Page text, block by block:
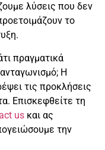
λύσεις που δεν
το
πραγματικά
Η
τις προκλήσεις
Επισκεφθείτε τη
us και ας
την